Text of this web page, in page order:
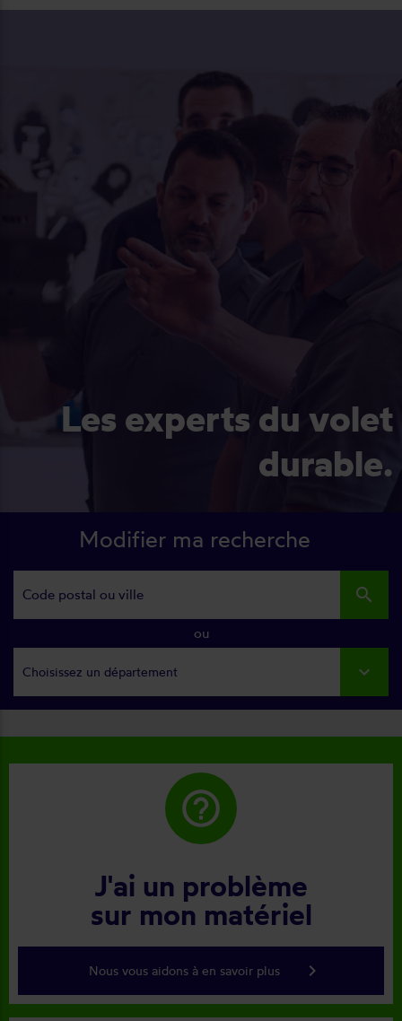
Les experts du volet
durable.
Modifier ma recherche
search
ou
Choisissez un département
help_outline
J'ai un problème
sur mon matériel
Nous vous aidons à en savoir plus keyboard_arrow_right